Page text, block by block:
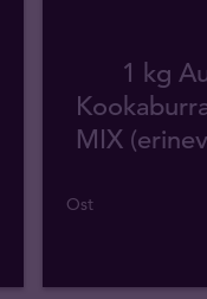
1 kg
MIX
Ost